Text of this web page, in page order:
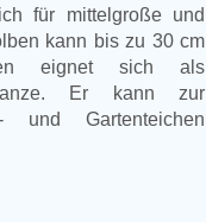
für mittelgroße und
kann bis zu 30 cm
eignet sich als
Er kann zur
und Gartenteichen